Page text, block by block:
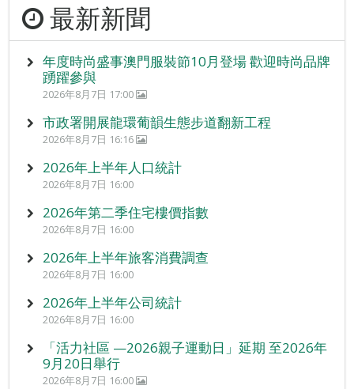
最新新聞
年度時尚盛事澳門服裝節10月登場 歡迎時尚品牌
踴躍參與
2026年8月7日 17:00
市政署開展龍環葡韻生態步道翻新工程
2026年8月7日 16:16
2026年上半年人口統計
2026年8月7日 16:00
2026年第二季住宅樓價指數
2026年8月7日 16:00
2026年上半年旅客消費調查
2026年8月7日 16:00
2026年上半年公司統計
2026年8月7日 16:00
「活力社區 —2026親子運動日」延期 至2026年
9月20日舉行
2026年8月7日 16:00